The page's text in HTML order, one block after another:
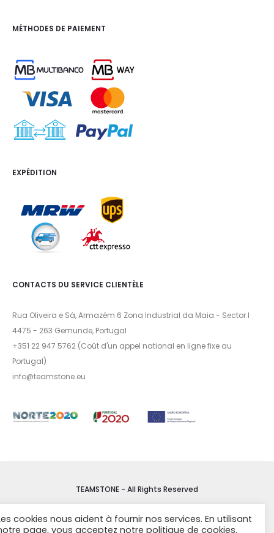
MÉTHODES DE PAIEMENT
EXPÉDITION
CONTACTS DU SERVICE CLIENTÈLE
Rua Oliveira e Sá, Armazém 6 Zona Industrial da Maia - Sector I
4475 - 263 Gemunde, Portugal
+351 22 947 5762 (Coût d'un appel national en ligne fixe au
Portugal)
info@teamstone.eu
TEAMSTONE - All Rights Reserved
CONDITIONS DE VENTE
cookies nous aident à fournir nos services. En utilisant
page, vous acceptez notre politique de cookies.